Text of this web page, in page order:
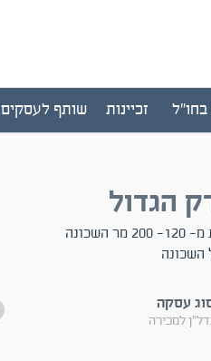
בחו"ל זכיינות שותף לעסקים
הגדול
בשכונת הפארק באר שבע מגוון חנויות למכירה גודל החנויות מ- 120- 200 מר השכונה
עסקה
למכירה